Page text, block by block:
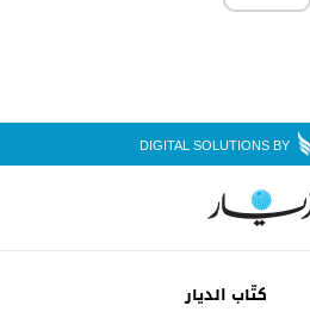
DIGITAL SOLUTIONS BY
كتّاب الديار